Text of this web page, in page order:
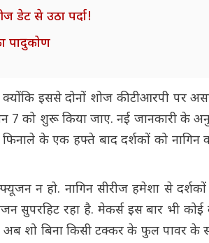
डेट से उठा पर्दा!
पादुकोण
क्योंकि इससे दोनों शोज की टीआरपी पर
7 को शुरू किया जाए. नई जानकारी के
के एक हफ्ते बाद दर्शकों को
न हो. नागिन सीरीज हमेशा से
सुपरहिट रहा है. मेकर्स इस बार भी
शो बिना किसी टक्कर के फुल पावर के